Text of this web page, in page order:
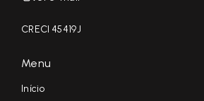
CRECI 45419J
Menu
Início